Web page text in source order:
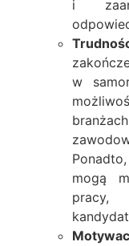
i
w
mogą
pracy,